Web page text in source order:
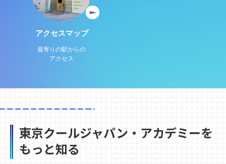
アクセスマップ
最寄りの駅からの
アクセス
東京クールジャパン・アカデミーを
もっと知る